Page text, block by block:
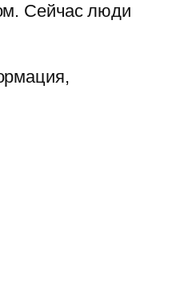
Сейчас люди